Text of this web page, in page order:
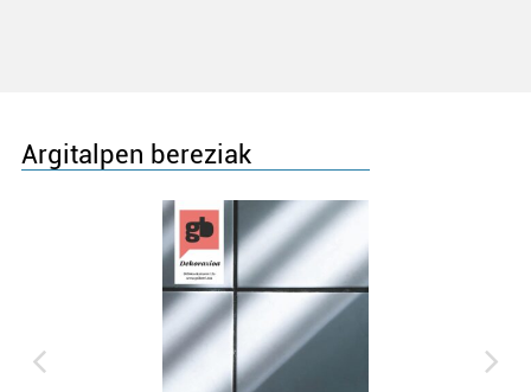
Argitalpen bereziak